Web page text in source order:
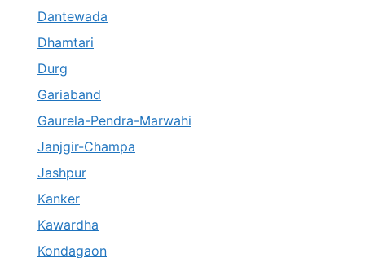
Dantewada
Dhamtari
Durg
Gariaband
Gaurela-Pendra-Marwahi
Janjgir-Champa
Jashpur
Kanker
Kawardha
Kondagaon